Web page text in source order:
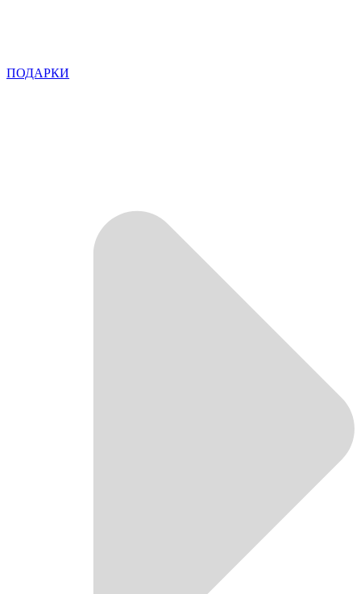
ПОДАРКИ